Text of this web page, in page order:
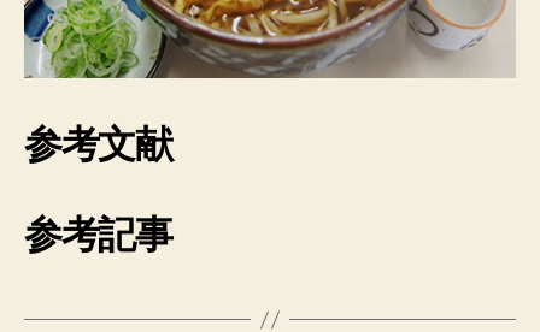
参考文献
参考記事